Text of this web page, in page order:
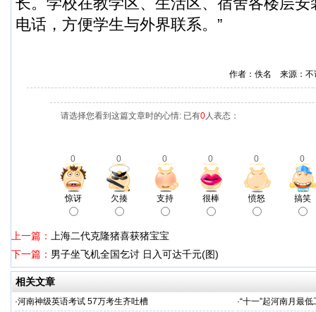
电话，方便学生与外界联系。”
作者：佚名 来源：
请选择您看到这篇文章时的心情: 已有0人表态：
0 0 0 0 0 0
惊讶 欠揍 支持 很棒 愤怒 搞笑
上一篇：
上海二代克隆猪喜获猪宝宝
下一篇： 男子坐飞机全国乞讨 日入可达千元(图)
相关文章
·河南神级英语考试 57万考生齐吐槽 ·“十一”起河南月最